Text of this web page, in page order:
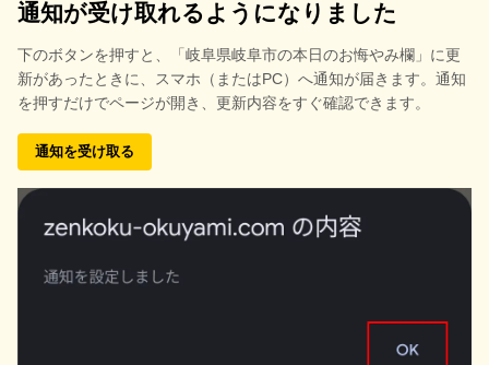
通知が受け取れるようになりました
下のボタンを押すと、
「岐阜県岐阜市の本日のお悔やみ欄」に更
新があったときに、スマホ（またはPC）へ通知が届きます。通知
を押すだけでページが開き、更新内容をすぐ確認できます。
通知を受け取る